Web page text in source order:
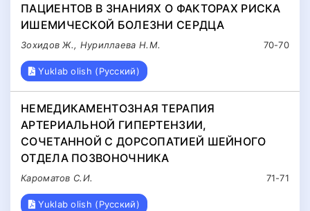
ПАЦИЕНТОВ В ЗНАНИЯХ О ФАКТОРАХ РИСКА
ИШЕМИЧЕСКОЙ БОЛЕЗНИ СЕРДЦА
70-70
Зохидов Ж., Нуриллаева Н.М.
Yuklab olish (Русский)
НЕМЕДИКАМЕНТОЗНАЯ ТЕРАПИЯ
АРТЕРИАЛЬНОЙ ГИПЕРТЕНЗИИ,
СОЧЕТАННОЙ С ДОРСОПАТИЕЙ ШЕЙНОГО
ОТДЕЛА ПОЗВОНОЧНИКА
71-71
Кароматов С.И.
Yuklab olish (Русский)